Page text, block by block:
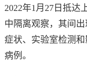
2022年1月27日抵达
中隔离观察，其间
症状、实验室检测
病例。